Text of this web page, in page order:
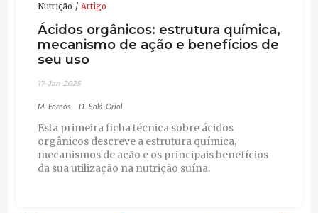
Nutrição Artigo
Ácidos orgânicos: estrutura química,
mecanismo de ação e benefícios de
seu uso
17-Jan-2025
M. Fornós D. Solà-Oriol
Esta primeira ficha técnica sobre ácidos
orgânicos descreve a estrutura química,
mecanismos de ação e os principais benefícios
da sua utilização na nutrição suína.